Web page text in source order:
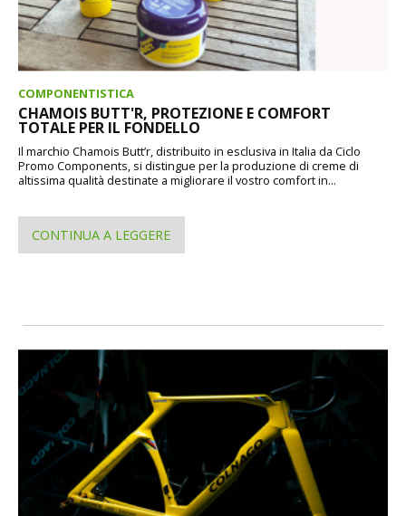
COMPONENTISTICA
CHAMOIS BUTT'R, PROTEZIONE E COMFORT
TOTALE PER IL FONDELLO
Il marchio Chamois Butt’r, distribuito in esclusiva in Italia da Ciclo
Promo Components, si distingue per la produzione di creme di
altissima qualità destinate a migliorare il vostro comfort in...
CONTINUA A LEGGERE